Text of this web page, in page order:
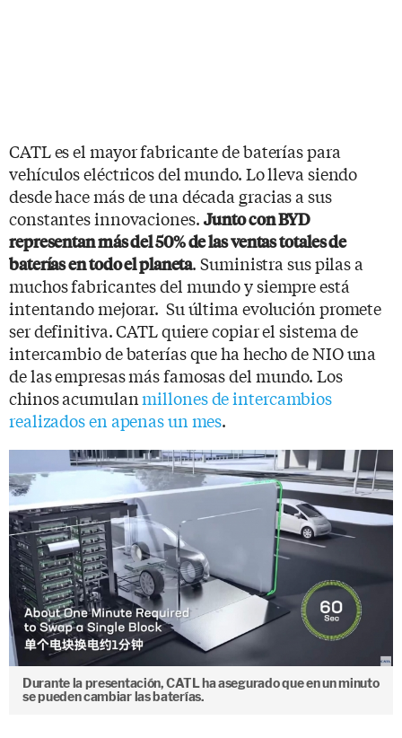
CATL es el mayor fabricante de baterías para
vehículos eléctricos del mundo. Lo lleva siendo
desde hace más de una década gracias a sus
constantes innovaciones. Junto con BYD
representan más del 50% de las ventas totales de
baterías en todo el planeta. Suministra sus pilas a
muchos fabricantes del mundo y siempre está
intentando mejorar. Su última evolución promete
ser definitiva. CATL quiere copiar el sistema de
intercambio de baterías que ha hecho de NIO una
de las empresas más famosas del mundo. Los
chinos acumulanmillones de intercambios
realizados en apenas un mes.
Durante la presentación, CATL ha asegurado que en un minuto
se pueden cambiar las baterías.